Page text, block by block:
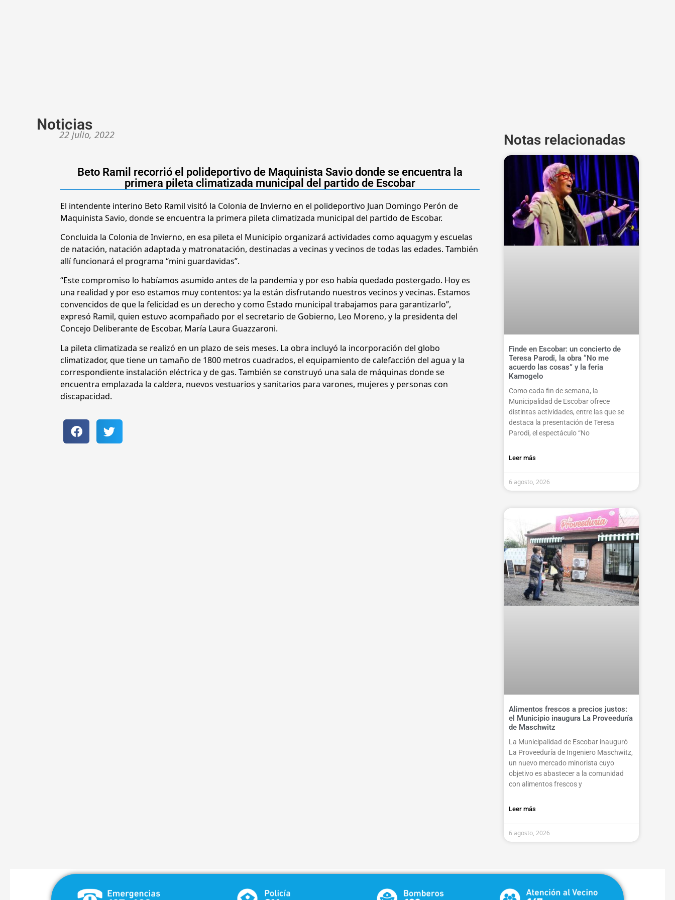
Noticias
22 julio, 2022
Beto Ramil recorrió el polideportivo de Maquinista Savio donde se encuentra la
primera pileta climatizada municipal del partido de Escobar
El intendente interino Beto Ramil visitó la Colonia de Invierno en el polideportivo Juan Domingo Perón de
Maquinista Savio, donde se encuentra la primera pileta climatizada municipal del partido de Escobar.
Concluida la Colonia de Invierno, en esa pileta el Municipio organizará actividades como aquagym y escuelas
de natación, natación adaptada y matronatación, destinadas a vecinas y vecinos de todas las edades. También
allí funcionará el programa “mini guardavidas”.
“Este compromiso lo habíamos asumido antes de la pandemia y por eso había quedado postergado. Hoy es
una realidad y por eso estamos muy contentos: ya la están disfrutando nuestros vecinos y vecinas. Estamos
convencidos de que la felicidad es un derecho y como Estado municipal trabajamos para garantizarlo”,
expresó Ramil, quien estuvo acompañado por el secretario de Gobierno, Leo Moreno, y la presidenta del
Concejo Deliberante de Escobar, María Laura Guazzaroni.
La pileta climatizada se realizó en un plazo de seis meses. La obra incluyó la incorporación del globo
climatizador, que tiene un tamaño de 1800 metros cuadrados, el equipamiento de calefacción del agua y la
correspondiente instalación eléctrica y de gas. También se construyó una sala de máquinas donde se
encuentra emplazada la caldera, nuevos vestuarios y sanitarios para varones, mujeres y personas con
discapacidad.
Notas relacionadas
Finde en Escobar: un concierto de
Teresa Parodi, la obra “No me
acuerdo las cosas” y la feria
Kamogelo
Como cada fin de semana, la
Municipalidad de Escobar ofrece
distintas actividades, entre las que se
destaca la presentación de Teresa
Parodi, el espectáculo “No
Leer más
6 agosto, 2026
Alimentos frescos a precios justos:
el Municipio inaugura La Proveeduría
de Maschwitz
La Municipalidad de Escobar inauguró
La Proveeduría de Ingeniero Maschwitz,
un nuevo mercado minorista cuyo
objetivo es abastecer a la comunidad
con alimentos frescos y
Leer más
6 agosto, 2026